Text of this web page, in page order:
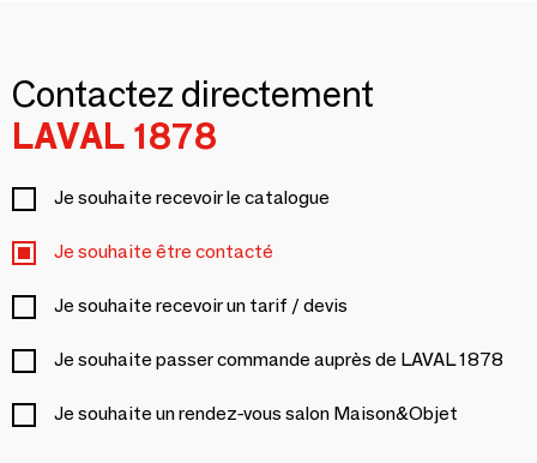
Contactez directement
LAVAL 1878
Je souhaite recevoir le catalogue
Je souhaite être contacté
Je souhaite recevoir un tarif / devis
Je souhaite passer commande auprès de LAVAL 1878
Je souhaite un rendez-vous salon Maison&Objet